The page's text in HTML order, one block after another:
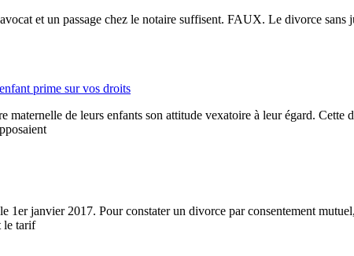
et un passage chez le notaire suffisent. FAUX. Le divorce
prime sur vos droits
maternelle de leurs enfants son attitude vexatoire à leur égard.
1er janvier 2017. Pour constater un divorce par consentement
le tarif